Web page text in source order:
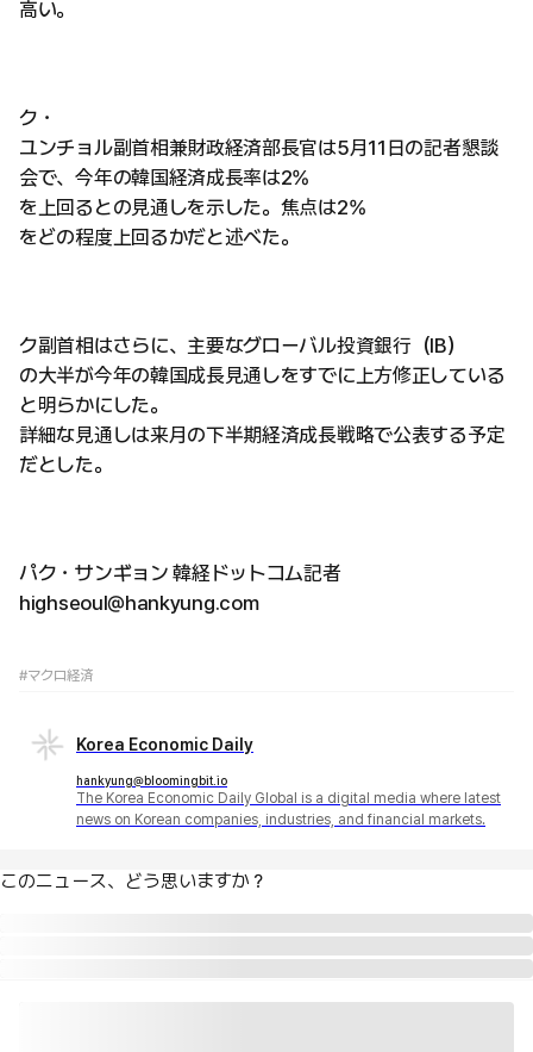
高い。
ク・
ユンチョル副首相兼財政経済部長官は5月11日の記者懇談
会で、今年の韓国経済成長率は2%
を上回るとの見通しを示した。焦点は2%
をどの程度上回るかだと述べた。
ク副首相はさらに、主要なグローバル投資銀行（IB）
の大半が今年の韓国成長見通しをすでに上方修正している
と明らかにした。
詳細な見通しは来月の下半期経済成長戦略で公表する予定
だとした。
パク・サンギョン 韓経ドットコム記者
highseoul@hankyung.com
#マクロ経済
Korea Economic Daily
hankyung@bloomingbit.io
The Korea Economic Daily Global is a digital media where latest
news on Korean companies, industries, and financial markets.
このニュース、どう思いますか？